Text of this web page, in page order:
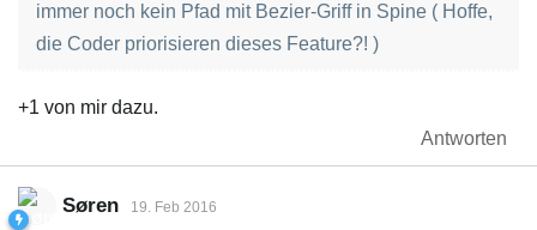
immer noch kein Pfad mit Bezier-Griff in Spine ( Hoffe,
die Coder priorisieren dieses Feature?! )
+1 von mir dazu.
Antworten
Søren 19. Feb 2016